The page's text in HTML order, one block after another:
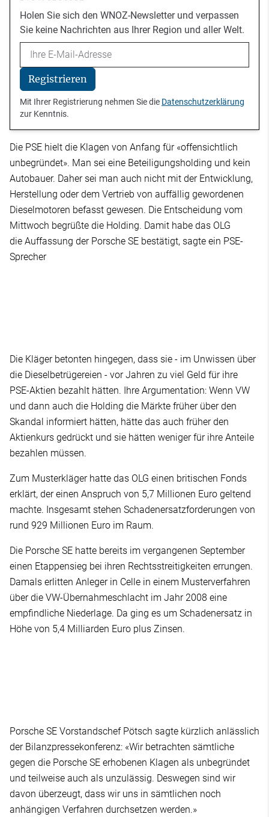
Holen Sie sich den WNOZ-Newsletter und verpassen
Sie keine Nachrichten aus Ihrer Region und aller Welt.
Email
Registrieren
Mit Ihrer Registrierung nehmen Sie die Datenschutzerklärung
zur Kenntnis.
Die PSE hielt die Klagen von Anfang für «offensichtlich
unbegründet». Man sei eine Beteiligungsholding und kein
Autobauer. Daher sei man auch nicht mit der Entwicklung,
Herstellung oder dem Vertrieb von auffällig gewordenen
Dieselmotoren befasst gewesen. Die Entscheidung vom
Mittwoch begrüßte die Holding. Damit habe das OLG
die Auffassung der Porsche SE bestätigt, sagte ein PSE-
Sprecher
Die Kläger betonten hingegen, dass sie - im Unwissen über
die Dieselbetrügereien - vor Jahren zu viel Geld für ihre
PSE-Aktien bezahlt hätten. Ihre Argumentation: Wenn VW
und dann auch die Holding die Märkte früher über den
Skandal informiert hätten, hätte das auch früher den
Aktienkurs gedrückt und sie hätten weniger für ihre Anteile
bezahlen müssen.
Zum Musterkläger hatte das OLG einen britischen Fonds
erklärt, der einen Anspruch von 5,7 Millionen Euro geltend
machte. Insgesamt stehen Schadenersatzforderungen von
rund 929 Millionen Euro im Raum.
Die Porsche SE hatte bereits im vergangenen September
einen Etappensieg bei ihren Rechtsstreitigkeiten errungen.
Damals erlitten Anleger in Celle in einem Musterverfahren
über die VW-Übernahmeschlacht im Jahr 2008 eine
empfindliche Niederlage. Da ging es um Schadenersatz in
Höhe von 5,4 Milliarden Euro plus Zinsen.
Porsche SE Vorstandschef Pötsch sagte kürzlich anlässlich
der Bilanzpressekonferenz: «Wir betrachten sämtliche
gegen die Porsche SE erhobenen Klagen als unbegründet
und teilweise auch als unzulässig. Deswegen sind wir
davon überzeugt, dass wir uns in sämtlichen noch
anhängigen Verfahren durchsetzen werden.»